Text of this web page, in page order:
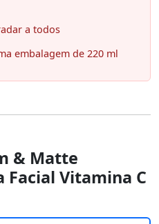
a todos
embalagem de 220 ml
& Matte
Facial Vitamina C